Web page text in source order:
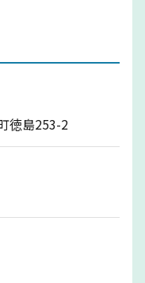
徳島253-2